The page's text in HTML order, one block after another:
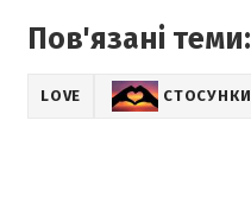
Пов'язані теми:
LOVE СТОСУНКИ